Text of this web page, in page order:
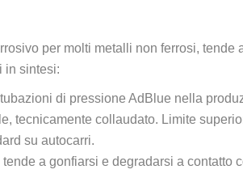
per molti metalli non ferrosi, tende
in sintesi:
di pressione AdBlue nella
tecnicamente collaudato. Limite
su autocarri.
tende a gonfiarsi e degradarsi a contatto